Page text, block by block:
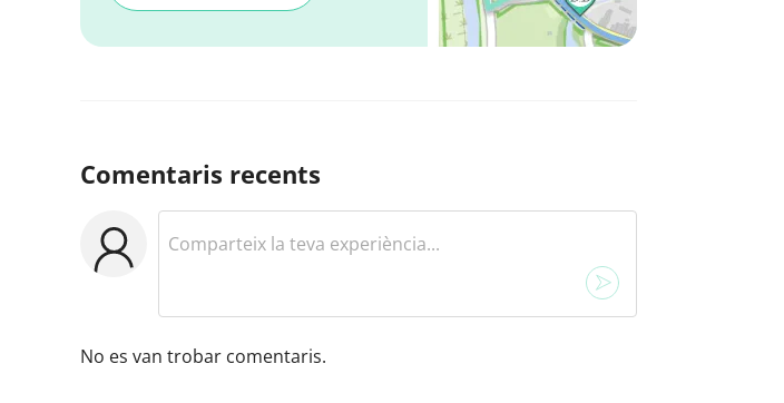
Comentaris recents
No es van trobar comentaris.